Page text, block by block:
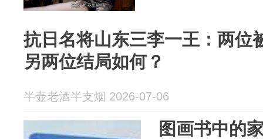
抗日名将山东三李一王：两位
另两位结局如何？
半壶老酒半支烟 2026-07-06
图画书中的